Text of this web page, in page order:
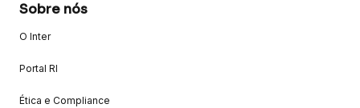
Sobre nós
O Inter
Portal RI
Ética e Compliance